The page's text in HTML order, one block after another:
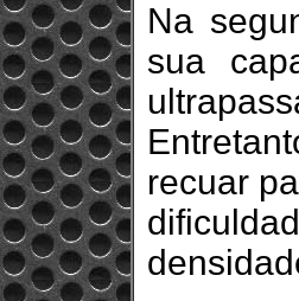
Na
sua
recuar